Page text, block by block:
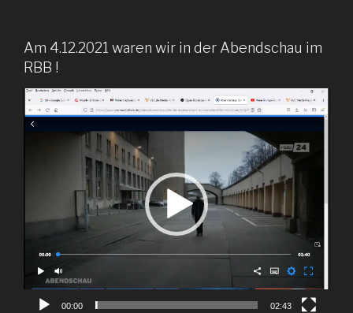
Am 4.12.2021 waren wir in der Abendschau im
RBB !
Video-
Player
00:00 02:43